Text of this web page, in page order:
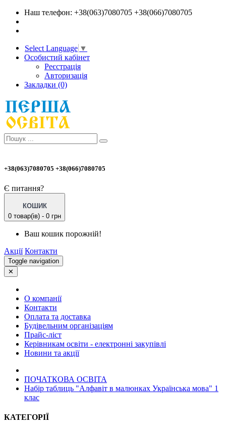
Наш телефон: +38(063)7080705 +38(066)7080705
Select Language ▼
Особистий кабінет
Реєстрація
Авторизація
Закладки (0)
+38(063)7080705 +38(066)7080705
Є питання?
КОШИК
0 товар(ів) - 0 грн
Ваш кошик порожній!
Акції Контакти
Toggle navigation
✕
О компанії
Контакти
Оплата та доставка
Будівельним організаціям
Прайс-ліст
Керівникам освіти - електронні закупівлі
Новини та акції
ПОЧАТКОВА ОСВIТА
Набір таблиць "Алфавіт в малюнках Українська мова" 1
клас
КАТЕГОРІЇ